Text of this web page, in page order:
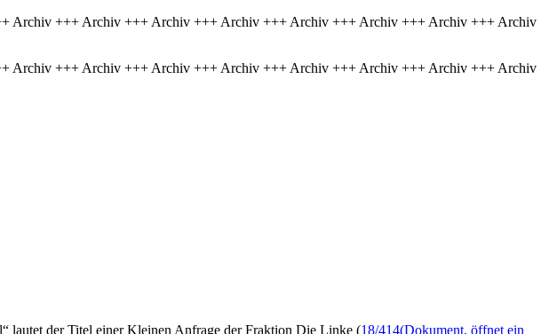
+++ Archiv +++ Archiv +++ Archiv +++ Archiv +++ Archiv +++ Archiv +++ Archiv
+++ Archiv +++ Archiv +++ Archiv +++ Archiv +++ Archiv +++ Archiv +++ Archiv
lautet der Titel einer Kleinen Anfrage der Fraktion Die Linke (18/414(Dokument, öffnet ein